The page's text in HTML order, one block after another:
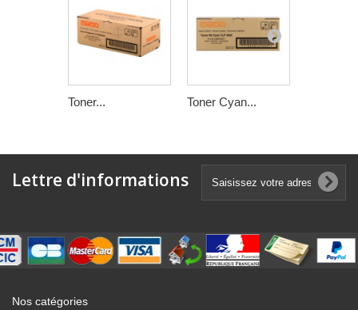
Toner... Toner Cyan...
Lettre d'informations
Nos catégories